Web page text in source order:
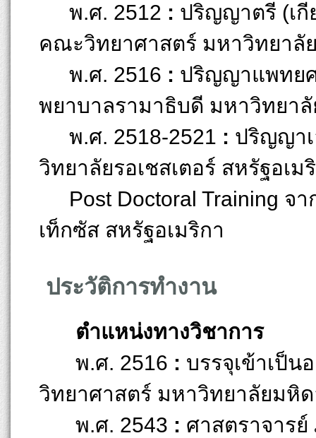
พ.ศ. 2512 : ปริญญาตรี (เกี
คณะวิทยาศาสตร์ มหาวิทยาลั
พ.ศ. 2516 : ปริญญาแพทย
พยาบาลรามาธิบดี มหาวิทยา
พ.ศ. 2518-2521 : ปริญญาเ
วิทยาลัยรอเชสเตอร์ สหรัฐอเ
Post Doctoral Training
เท็กซัส สหรัฐอเมริกา
ประวัติการทำงาน
ตำแหน่งทางวิชาการ
พ.ศ. 2516 : บรรจุเข้าเป็
วิทยาศาสตร์ มหาวิทยาลัยมหิ
พ.ศ. 2543 : ศาสตราจาร